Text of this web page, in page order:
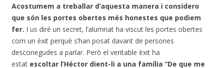
Acostumem a treballar d’aquesta manera i considero
que són les portes obertes més honestes que podiem
fer. I us diré un secret, l’alumnat ha viscut les portes obertes
com un èxit perquè s’han posat davant de persones
desconegudes a parlar. Però el veritable èxit ha
estat escoltar l’Héctor dient-li a una família “De que me